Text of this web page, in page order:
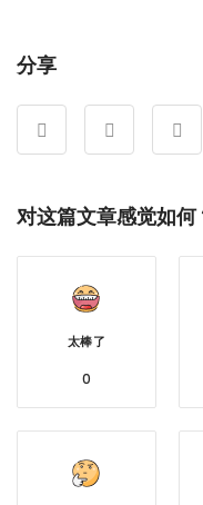
分享
对这篇文章感觉如何
太棒了
0